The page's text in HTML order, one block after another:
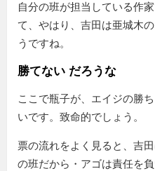
自分の班が担当している作
て、やはり、吉田は亜城木
うですね。
勝てない だろうな
ここで瓶子が、エイジの勝
いです。致命的でしょう。
票の流れをよく見ると、吉
の班だから・アゴは責任を